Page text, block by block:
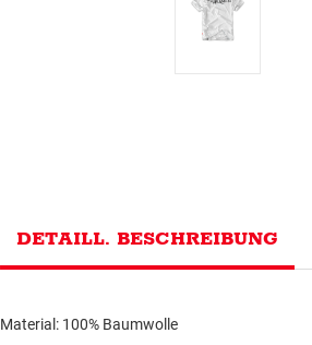
DETAILL. BESCHREIBUNG
Material: 100% Baumwolle